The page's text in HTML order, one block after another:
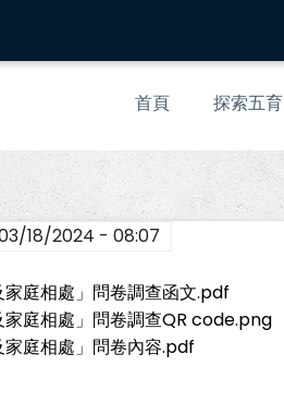
Main
navigation
首頁 探索五育
18/2024 - 08:07
庭相處」問卷調查函文.pdf
庭相處」問卷調查QR code.png
庭相處」問卷內容.pdf